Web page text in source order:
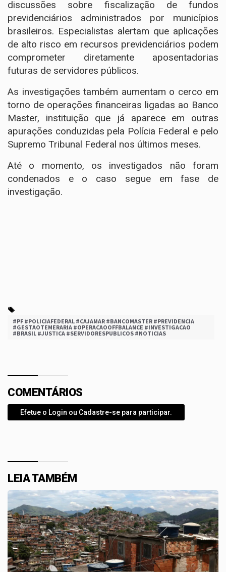
discussões sobre fiscalização de fundos
previdenciários administrados por municípios
brasileiros. Especialistas alertam que aplicações
de alto risco em recursos previdenciários podem
comprometer diretamente aposentadorias
futuras de servidores públicos.
As investigações também aumentam o cerco em
torno de operações financeiras ligadas ao Banco
Master, instituição que já aparece em outras
apurações conduzidas pela Polícia Federal e pelo
Supremo Tribunal Federal nos últimos meses.
Até o momento, os investigados não foram
condenados e o caso segue em fase de
investigação.
#PF #POLICIAFEDERAL #CAJAMAR #BANCOMASTER #PREVIDENCIA
#GESTAOTEMERARIA #OPERACAOOFFBALANCE #INVESTIGACAO
#BRASIL #JUSTICA #SERVIDORESPUBLICOS #NOTICIAS
COMENTÁRIOS
Efetue o Login ou Cadastre-se para participar.
LEIA TAMBÉM